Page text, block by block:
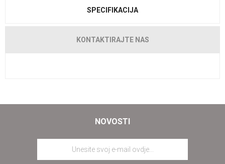
SPECIFIKACIJA
KONTAKTIRAJTE NAS
NOVOSTI